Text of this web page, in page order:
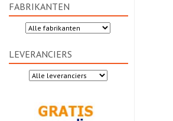
FABRIKANTEN
LEVERANCIERS